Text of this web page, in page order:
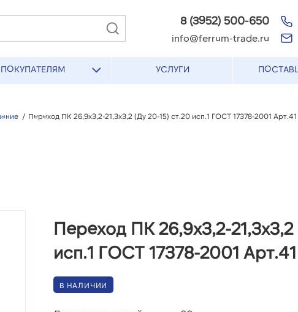
8 (3952) 500-650
info@ferrum-trade.ru
ПОКУПАТЕЛЯМ УСЛУГИ
/ Переход ПК 26,9х3,2-21,3х3,2 (Ду 20-15) ст.20 исп.1 ГОСТ 17378-2001 Арт.41
Переход ПК 26,9х3,2-21,3х3,2
исп.1 ГОСТ 17378-2001 Арт.41
В НАЛИЧИИ